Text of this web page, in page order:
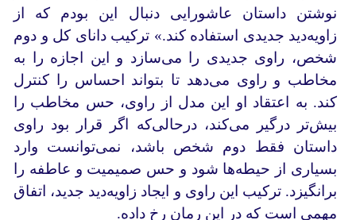
نوشتن داستان عاشورایی دنبال این بودم که از
زاویه‌دید جدیدی استفاده کند.» ترکیب دانای کل و دوم
شخص، راوی جدیدی را می‌سازد و این اجازه را به
مخاطب و راوی می‌دهد تا بتواند احساس را کنترل
کند. به اعتقاد او این مدل از راوی، حس مخاطب را
بیش‌تر درگیر می‌کند، درحالی‌که اگر قرار بود راوی
داستان فقط دوم شخص باشد، نمی‌توانست وارد
بسیاری از حیطه‌ها شود و حس صمیمیت و عاطفه را
برانگیزد. ترکیب این راوی و ایجاد زاویه‌دید جدید، اتفاق
مهمی است که در این رمان رخ داده.